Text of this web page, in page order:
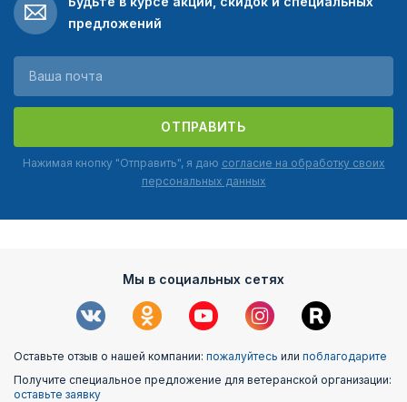
предложений
ОТПРАВИТЬ
Нажимая кнопку "Отправить", я даю согласие на обработку своих
персональных данных
Мы в социальных сетях
Оставьте отзыв о нашей компании: пожалуйтесь или поблагодарите
Получите специальное предложение для ветеранской организации:
оставьте заявку